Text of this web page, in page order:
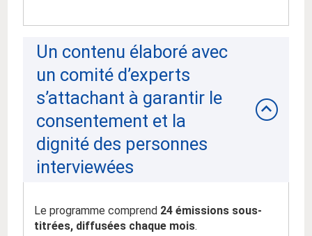
Un contenu élaboré avec
un comité d’experts
s’attachant à garantir le
consentement et la
dignité des personnes
interviewées
Le programme comprend 24 émissions sous-
titrées, diffusées chaque mois.